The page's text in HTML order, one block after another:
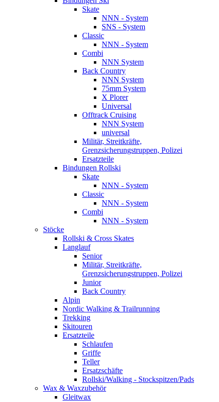
Skate
NNN - System
SNS - System
Classic
NNN - System
Combi
NNN System
Back Country
NNN System
75mm System
X Plorer
Universal
Offtrack Cruising
NNN System
universal
Militär, Streitkräfte,
Grenzsicherungstruppen, Polizei
Ersatzteile
Bindungen Rollski
Skate
NNN - System
Classic
NNN - System
Combi
NNN - System
Stöcke
Rollski & Cross Skates
Langlauf
Senior
Militär, Streitkräfte,
Grenzsicherungstruppen, Polizei
Junior
Back Country
Alpin
Nordic Walking & Trailrunning
Trekking
Skitouren
Ersatzteile
Schlaufen
Griffe
Teller
Ersatzschäfte
Rollski/Walking - Stockspitzen/Pads
Wax & Waxzubehör
Gleitwax